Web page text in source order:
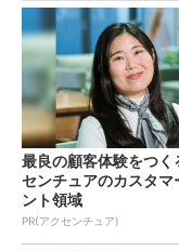
最良の顧客体験をつく
センチュアのカスタマ
ント領域
PR(アクセンチュア)